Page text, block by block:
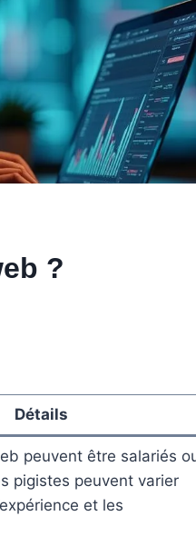
?
Détails
peuvent être salariés
pigistes peuvent varier
et les